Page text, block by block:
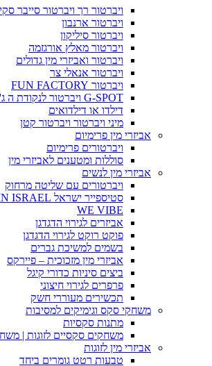
ויברטור רך ויברטור סייבר
ויברטור ארנבון
ויברטור סיליקון
ויברטור מאלץ אורגזמה
ויברטור ואביזרי מין גדולים
ויברטור אנאלי צר
ויברטור FUN FACTORY
G-SPOT ויברטור לנקודת ה ג'י
דילדו או דילדואים
מיני ויברטור ויברטור קטן
אביזרי מין פרימיום
ויברטורים פרימיום
סוללות ומטענים לאביזרי מין
אביזרי מין לנשים
ויברטורים עם שליטה מרחוק
סטיספייר ישראל SATISFYER IN ISRAEL
WE VIBE
אביזרים לגירוי הדגדגן
פוקט רוקט לגירוי הדגדגן
בשמים למשיכת גברים
אביזרי מין מזכוכית – פיירקס
ביצים סיניות כדורי קיגל
פרפרים לגירוי חיצוני
תכשירים מעוררי חשק
משחקי סקס וגימיקים למסיבות
מתנות סקסיות
משחקים סקסיים לזוגות |
אביזרי מין לזוגות
טבעות רטט גומרים ביחד